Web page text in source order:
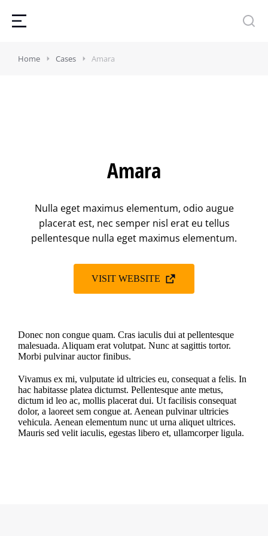
Home Cases Amara
Amara
Nulla eget maximus elementum, odio augue
placerat est, nec semper nisl erat eu tellus
pellentesque nulla eget maximus elementum.
VISIT WEBSITE
Donec non congue quam. Cras iaculis dui at pellentesque
malesuada. Aliquam erat volutpat. Nunc at sagittis tortor.
Morbi pulvinar auctor finibus.
Vivamus ex mi, vulputate id ultricies eu, consequat a felis. In
hac habitasse platea dictumst. Pellentesque ante metus,
dictum id leo ac, mollis placerat dui. Ut facilisis consequat
dolor, a laoreet sem congue at. Aenean pulvinar ultricies
vehicula. Aenean elementum nunc ut urna aliquet ultrices.
Mauris sed velit iaculis, egestas libero et, ullamcorper ligula.